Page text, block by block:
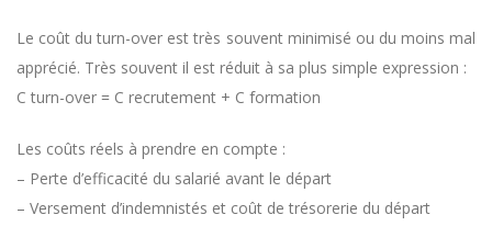
Le coût du turn-over est très souvent minimisé ou du moins mal
apprécié. Très souvent il est réduit à sa plus simple expression :
C turn-over = C recrutement + C formation
Les coûts réels à prendre en compte :
– Perte d’efficacité du salarié avant le départ
– Versement d’indemnistés et coût de trésorerie du départ